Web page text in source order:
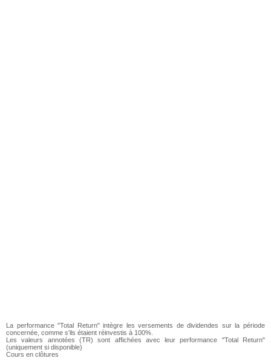
La performance "Total Return" intègre les versements de dividendes sur la période
concernée, comme s'ils étaient réinvestis à 100%.
Les valeurs annotées (TR) sont affichées avec leur performance "Total Return"
(uniquement si disponible)
Cours en clôtures